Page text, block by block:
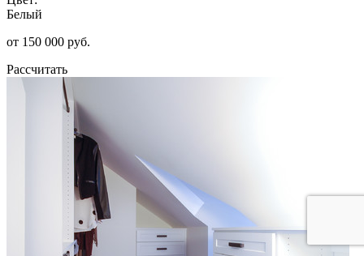
Белый
от 150 000 руб.
Рассчитать